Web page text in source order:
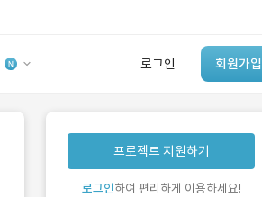
로그인 회원가입
유사사례 검색 AI
‘이런 거’ 만들어본
개발 회사 있어?
프로젝트 지원하기
로그인하여 편리하게 이용하세요!